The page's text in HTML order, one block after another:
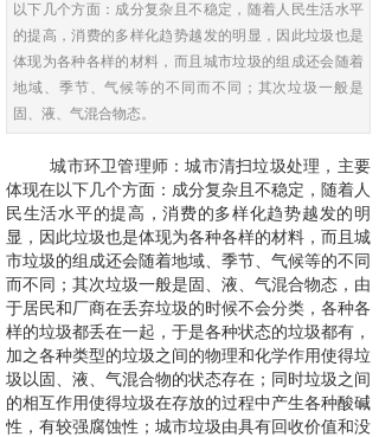
以下几个方面：成分复杂且不稳定，随着人民生活水平
的提高，消费的多样化趋势越发的明显，因此垃圾也是
体现为各种各样的材料，而且城市垃圾的组成还会随着
地域、季节、气候等的不同而不同；其次垃圾一般是
固、液、气混合物态。
城市环卫管理师：城市清扫垃圾处理，主要
体现在以下几个方面：成分复杂且不稳定，随着人
民生活水平的提高，消费的多样化趋势越发的明
显，因此垃圾也是体现为各种各样的材料，而且城
市垃圾的组成还会随着地域、季节、气候等的不同
而不同；其次垃圾一般是固、液、气混合物态，由
于居民和厂商在丢弃垃圾的时候不会分类，各种各
样的垃圾都丢在一起，于是各种状态的垃圾都有，
加之各种类型的垃圾之间的物理和化学作用使得垃
圾以固、液、气混合物的状态存在；同时垃圾之间
的相互作用使得垃圾在存放的过程中产生各种酸碱
性，有较强腐蚀性；城市垃圾由具有回收价值和没